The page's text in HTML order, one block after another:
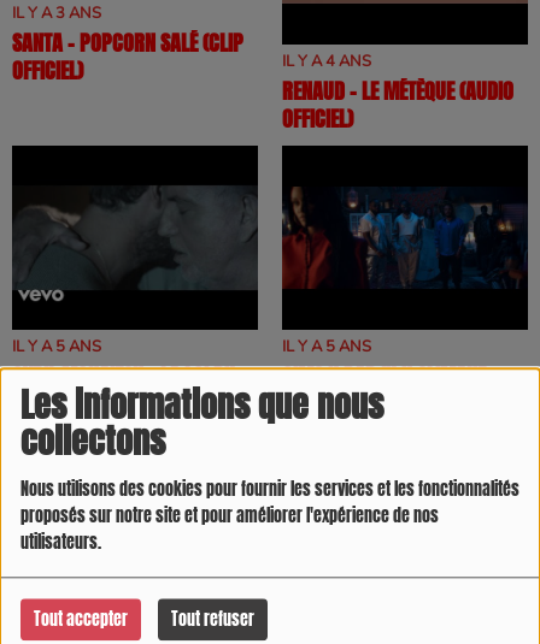
Les informations que nous
collectons
Nous utilisons des cookies pour fournir les services et les fonctionnalités
proposés sur notre site et pour améliorer l'expérience de nos
utilisateurs.
Tout accepter Tout refuser
IL Y A 3 ANS
SANTA - POPCORN SALÉ (CLIP
OFFICIEL)
IL Y A 4 ANS
RENAUD - LE MÉTÈQUE (AUDIO
OFFICIEL)
IL Y A 5 ANS
CYRIL MOKAIESH - LA LOI DU
MARCHÉ (CLIP OFFICIEL)
IL Y A 5 ANS
GIMS X DADJU X SLIMANE -
BELLE (CLIP OFFICIEL)
IL Y A 5 ANS